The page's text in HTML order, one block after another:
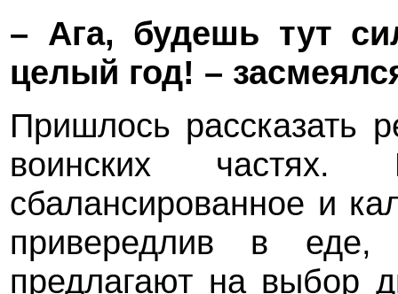
– Ага, будешь тут
целый год! –
Пришлось рассказать
воинских частях.
сбалансированное и
привередлив в
предлагают на выбор